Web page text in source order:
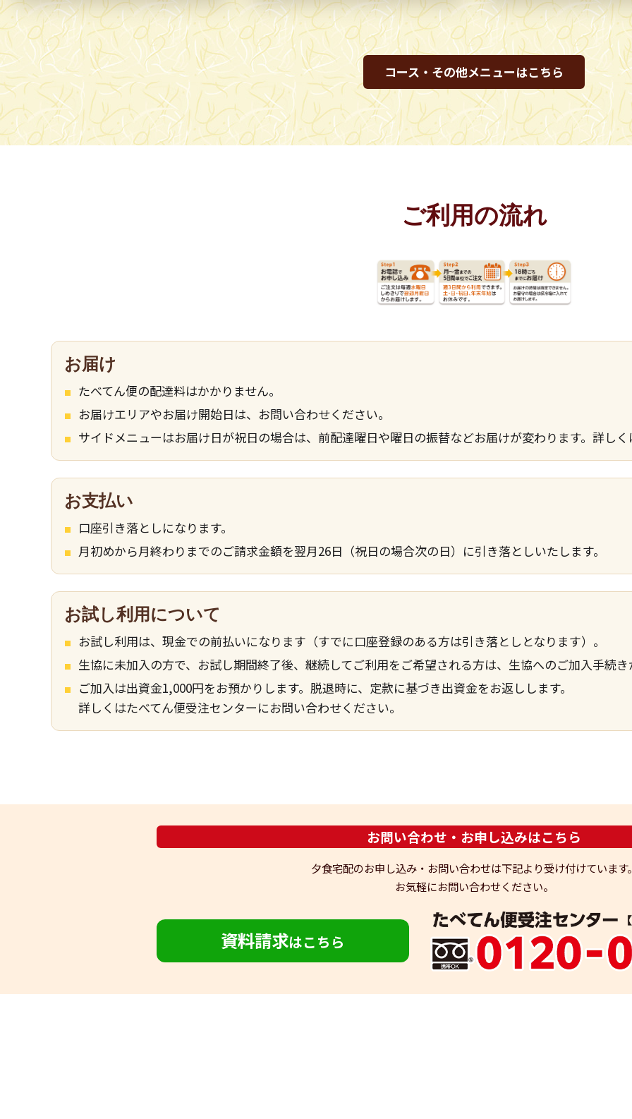
コース・その他メニューはこちら
ご利用の流れ
お届け
たべてん便の配達料はかかりません。
お届けエリアやお届け開始日は、お問い合わせください。
サイドメニューはお届け日が祝日の場合は、前配達曜日や曜日の振替などお届けが変わります。詳し
お支払い
口座引き落としになります。
月初めから月終わりまでのご請求金額を翌月26日（祝日の場合次の日）に引き落としいたします。
お試し利用について
お試し利用は、現金での前払いになります（すでに口座登録のある方は引き落としとなります）。
生協に未加入の方で、お試し期間終了後、継続してご利用をご希望される方は、生協へのご加入手続
ご加入は出資金1,000円をお預かりします。脱退時に、定款に基づき出資金をお返しします。
詳しくはたべてん便受注センターにお問い合わせください。
お問い合わせ・お申し込みはこちら
夕食宅配のお申し込み・お問い合わせは下記より受け付けています
お気軽にお問い合わせください。
資料請求はこちら